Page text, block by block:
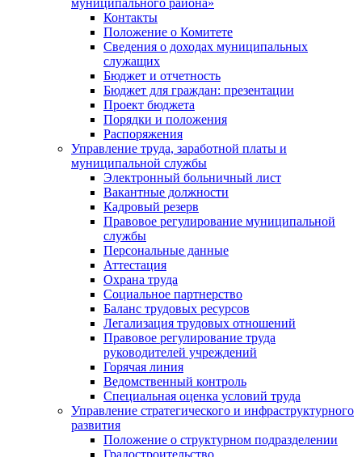
муниципального района»
Контакты
Положение о Комитете
Сведения о доходах муниципальных
служащих
Бюджет и отчетность
Бюджет для граждан: презентации
Проект бюджета
Порядки и положения
Распоряжения
Управление труда, заработной платы и
муниципальной службы
Электронный больничный лист
Вакантные должности
Кадровый резерв
Правовое регулирование муниципальной
службы
Персональные данные
Аттестация
Охрана труда
Социальное партнерство
Баланс трудовых ресурсов
Легализация трудовых отношений
Правовое регулирование труда
руководителей учреждений
Горячая линия
Ведомственный контроль
Специальная оценка условий труда
Управление стратегического и инфраструктурного
развития
Положение о структурном подразделении
Градостроительство